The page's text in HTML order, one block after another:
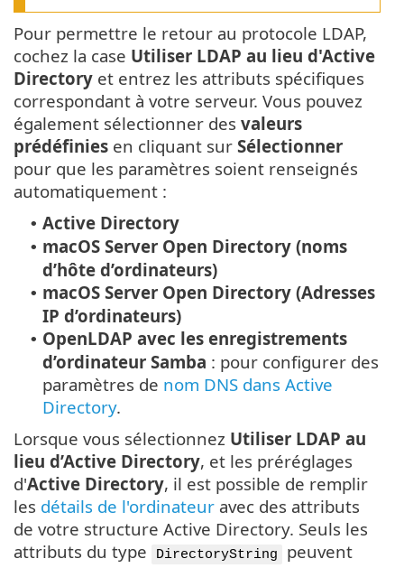
Pour permettre le retour au protocole LDAP,
cochez la case Utiliser LDAP au lieu d'Active
Directory et entrez les attributs spécifiques
correspondant à votre serveur. Vous pouvez
également sélectionner des valeurs
prédéfinies en cliquant sur Sélectionner
pour que les paramètres soient renseignés
automatiquement :
• Active Directory
• macOS Server Open Directory (noms
d’hôte d’ordinateurs)
• macOS Server Open Directory (Adresses
IP d’ordinateurs)
• OpenLDAP avec les enregistrements
d’ordinateur Samba : pour configurer des
paramètres de nom DNS dans Active
Directory.
Lorsque vous sélectionnez Utiliser LDAP au
lieu d’Active Directory, et les préréglages
d'Active Directory, il est possible de remplir
les détails de l'ordinateur avec des attributs
de votre structure Active Directory. Seuls les
attributs du type
DirectoryString
peuvent